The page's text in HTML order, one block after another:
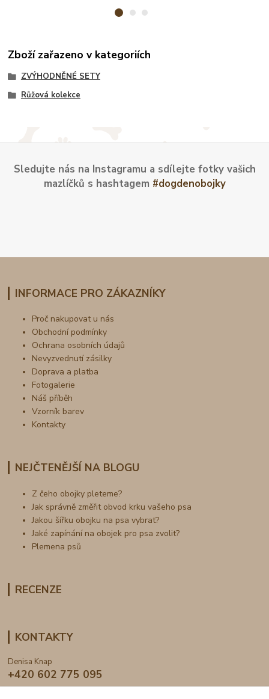
Zboží zařazeno v kategoriích
ZVÝHODNĚNÉ SETY
Růžová kolekce
Sledujte nás na Instagramu a sdílejte fotky vašich
mazlíčků s hashtagem #dogdenobojky
INFORMACE PRO ZÁKAZNÍKY
Proč nakupovat u nás
Obchodní podmínky
Ochrana osobních údajů
Nevyzvednutí zásilky
Doprava a platba
Fotogalerie
Náš příběh
Vzorník barev
Kontakty
NEJČTENĚJŠÍ NA BLOGU
Z čeho obojky pleteme?
Jak správně změřit obvod krku vašeho psa
Jakou šířku obojku na psa vybrat?
Jaké zapínání na obojek pro psa zvolit?
Plemena psů
RECENZE
KONTAKTY
Denisa Knap
+420 602 775 095